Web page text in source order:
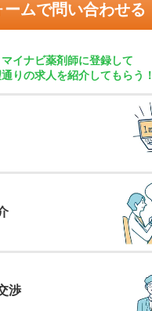
ームで問い合わせる
マイナビ薬剤師に登録して
りの求人を紹介してもらう！
渉